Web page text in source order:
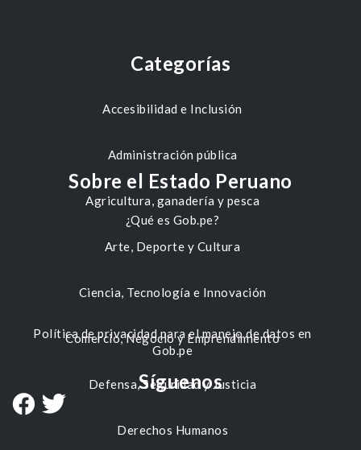
Categorías
Accesibilidad e Inclusión
Administración pública
Agricultura, ganadería y pesca
Arte, Deporte y Cultura
Ciencia, Tecnología e Innovación
Comercio, Negocio y Emprendimiento
Defensa, Seguridad y Justicia
Derechos Humanos
Sobre el Estado Peruano
¿Qué es Gob.pe?
Política de privacidad para el manejo de datos en
Gob.pe
Síguenos